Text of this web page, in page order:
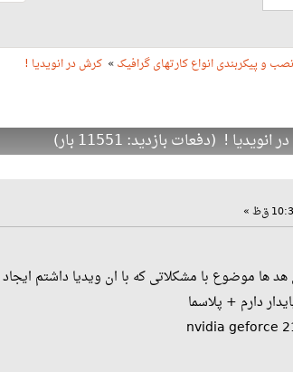
نصب و پیکربندی انواع کارتهای گرافیک» کرش در انویدیا !
! (دفعات بازدید: 11551 بار)
هد ها موضوع با مشکلاتی که با ان ویدیا داشتم
دارم + پلاسما